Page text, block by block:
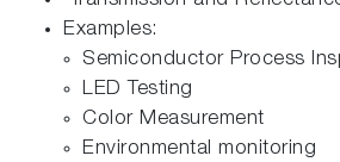
Examples:
Semiconductor Process
LED Testing
Color Measurement
Environmental monitoring